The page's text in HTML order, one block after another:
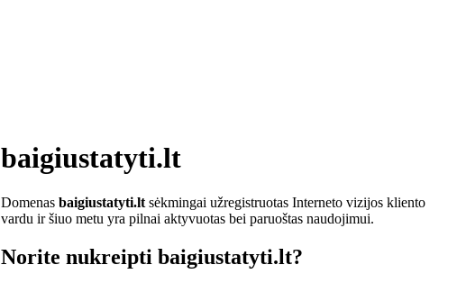
baigiustatyti.lt
Domenas baigiustatyti.lt sėkmingai užregistruotas Interneto vizijos kliento
vardu ir šiuo metu yra pilnai aktyvuotas bei paruoštas naudojimui.
Norite nukreipti baigiustatyti.lt?